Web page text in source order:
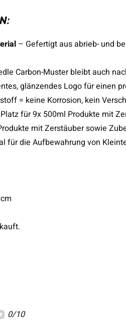
– Gefertigt aus abrieb- und
Carbon-Muster bleibt auch
glänzendes Logo für einen
= keine Korrosion, kein
Platz für 9x 500ml Produkte mit
mit Zerstäuber sowie
für die Aufbewahrung von
0/10